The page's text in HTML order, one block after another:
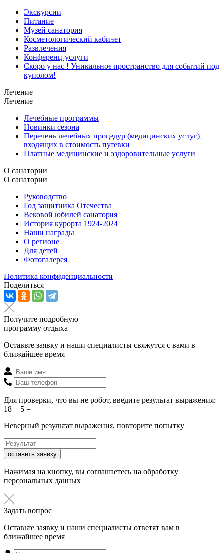
Экскурсии
Питание
Музей санатория
Косметологический кабинет
Развлечения
Конференц-услуги
Скоро у нас ! Уникальное пространство для событий под
куполом!
Лечение
Лечение
Лечебные программы
Новинки сезона
Перечень лечебных процедур (медицинских услуг),
входящих в стоимость путевки
Платные медицинские и оздоровительные услуги
О санатории
О санатории
Руководство
Год защитника Отечества
Вековой юбилей санатория
История курорта 1924-2024
Наши награды
О регионе
Для детей
Фотогалерея
Политика конфиденциальности
Поделиться
Получите подробную
программу отдыха
Оставьте заявку и наши специалисты свяжутся с вами в
ближайшее время
Для проверки, что вы не робот, введите результат выражения:
18 + 5 =
Неверный результат выражения, повторите попытку
оставить заявку
Нажимая на кнопку, вы соглашаетесь на обработку
персональных данных
Задать вопрос
Оставьте заявку и наши специалисты ответят вам в
ближайшее время